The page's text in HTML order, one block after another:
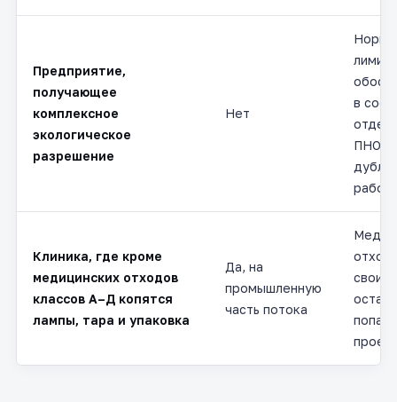
Предприятие,
получающее
комплексное
экологическое
разрешение
Нет
в
Клиника, где кроме
медицинских отходов
классов А–Д копятся
лампы, тара и упаковка
Да, на
промышленную
часть потока
своим